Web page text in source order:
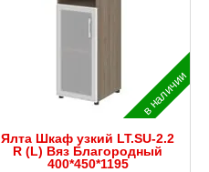
в наличии
Ялта Шкаф узкий LT.SU-2.2
R (L) Вяз Благородный
400*450*1195